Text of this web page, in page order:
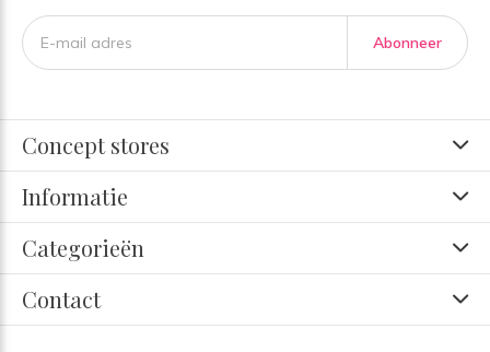
Abonneer
Concept stores
Informatie
Categorieën
Contact